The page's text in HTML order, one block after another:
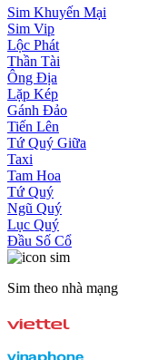
Sim Khuyến Mại
Sim Vip
Lộc Phát
Thần Tài
Ông Địa
Lặp Kép
Gánh Đảo
Tiến Lên
Tứ Quý Giữa
Taxi
Tam Hoa
Tứ Quý
Ngũ Quý
Lục Quý
Đầu Số Cổ
Sim theo nhà mạng